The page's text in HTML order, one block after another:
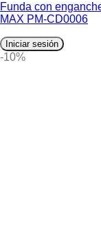
Funda con
MAX PM-CD0006
Iniciar sesión
-10%